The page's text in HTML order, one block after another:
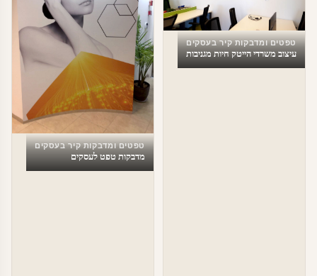
טפטים ומדבקות קיר בעסקים
עיצוב משרדי הייטק חיות מגניבות
טפטים ומדבקות קיר בעסקים
מדבקות טפט לעסקים